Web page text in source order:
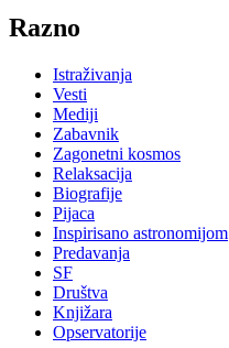
Razno
Istraživanja
Vesti
Mediji
Zabavnik
Zagonetni kosmos
Relaksacija
Biografije
Pijaca
Inspirisano astronomijom
Predavanja
SF
Društva
Knjižara
Opservatorije